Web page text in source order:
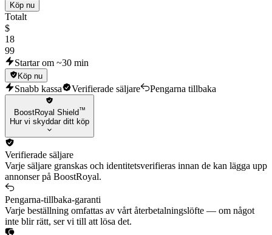
Köp nu
Totalt
$
18
99
Startar om ~30 min
Köp nu
Snabb kassa Verifierade säljare Pengarna tillbaka
BoostRoyal Shield™
Hur vi skyddar ditt köp
Verifierade säljare
Varje säljare granskas och identitetsverifieras innan de kan lägga upp
annonser på BoostRoyal.
Pengarna-tillbaka-garanti
Varje beställning omfattas av vårt återbetalningslöfte — om något
inte blir rätt, ser vi till att lösa det.